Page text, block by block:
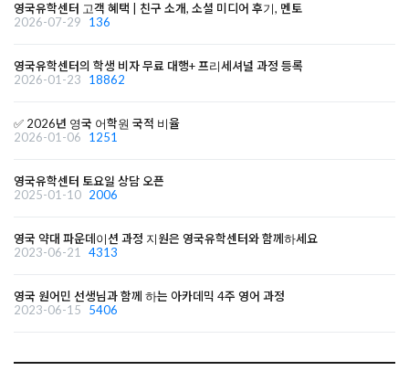
영국유학센터 고객 혜택 | 친구 소개, 소셜 미디어 후기, 멘토
2026-07-29
136
영국유학센터의 학생 비자 무료 대행+ 프리세셔널 과정 등록
2026-01-23
18862
✅ 2026년 영국 어학원 국적 비율
2026-01-06
1251
영국유학센터 토요일 상담 오픈
2025-01-10 2006
영국 약대 파운데이션 과정 지원은 영국유학센터와 함께하세요
2023-06-21
4313
영국 원어민 선생님과 함께 하는 아카데믹 4주 영어 과정
2023-06-15
5406